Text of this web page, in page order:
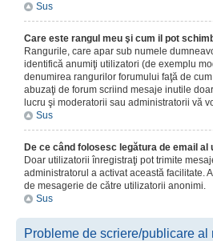
Sus
Care este rangul meu şi cum il pot
Rangurile, care apar sub numele
identifică anumiţi utilizatori (de exemplu
denumirea rangurilor forumului faţă de
abuzaţi de forum scriind mesaje inutile
lucru şi moderatorii sau administratorii vă
Sus
De ce când folosesc legătura de email
Doar utilizatorii înregistraţi pot trimite
administratorul a activat această facilitate.
de mesagerie de către utilizatorii anonimi.
Sus
Probleme de scriere/publicare al